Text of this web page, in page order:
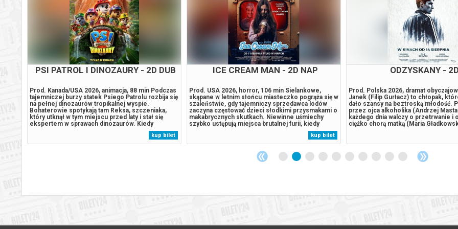
PSI PATROL I DINOZAURY - 2D DUB
Prod. Kanada/USA 2026, animacja, 88 min Podczas
tajemniczej burzy statek Psiego Patrolu rozbija się
na pełnej dinozaurów tropikalnej wyspie.
Bohaterowie spotykają tam Reksa, szczeniaka,
który utknął w tym miejscu przed laty i stał się
ekspertem w sprawach dinozaurów. Kiedy
Humdinger, główny rywal Psiego Patrolu, zaczyna
lekkomyślnie eksploatować zasoby naturalne
wyspy, doprowadza do wybuchu ogromnego,...
kup bilet
PSI PATROL I DINOZAURY - 2D DUB
Prod. Kanada/USA 2026, animacja, 88 min Podczas
tajemniczej burzy statek Psiego Patrolu rozbija się
na pełnej dinozaurów tropikalnej wyspie.
Bohaterowie spotykają tam Reksa, szczeniaka,
który utknął w tym miejscu przed laty i stał się
ekspertem w sprawach dinozaurów. Kiedy
Humdinger, główny rywal Psiego Patrolu, zaczyna
lekkomyślnie eksploatować zasoby naturalne
wyspy, doprowadza do wybuchu ogromnego,...
kup bilet
PSI PATROL I DINOZAURY
Prod. Kanada/USA 2026, animacja, 88
tajemniczej burzy statek Psiego
na pełnej dinozaurów tropikalnej
Bohaterowie spotykają tam Reksa,
który utknął w tym miejscu przed laty
ekspertem w sprawach dinozaurów.
Humdinger, główny rywal Psiego
lekkomyślnie eksploatować zasoby
wyspy, doprowadza do wybuchu